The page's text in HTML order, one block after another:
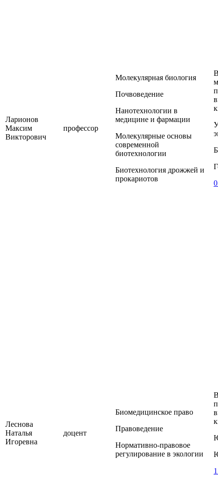
Ларионов
Максим
Викторович
профессор
Молекулярная биология
Почвоведение
Нанотехнологии в
медицине и фармации
Молекулярные основы
современной
биотехнологии
Биотехнология дрожжей и
прокариотов
Леснова
Наталья
Игоревна
доцент
Биомедицинское право
Правоведение
Нормативно-правовое
регулирование в экологии